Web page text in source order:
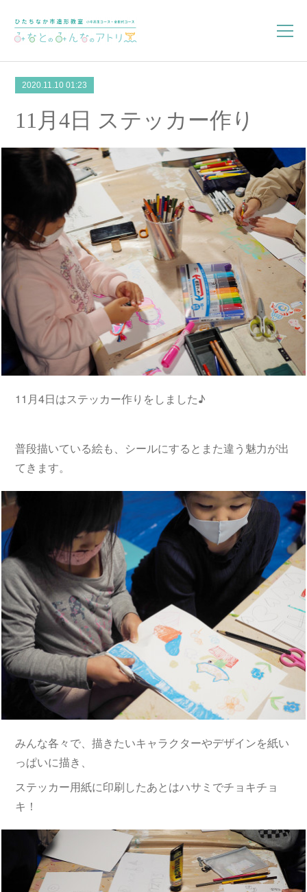
2020.11.10 01:23
11月4日 ステッカー作り
11月4日はステッカー作りをしました♪
普段描いている絵も、シールにするとまた違う魅力が出
てきます。
みんな各々で、描きたいキャラクターやデザインを紙い
っぱいに描き、
ステッカー用紙に印刷したあとはハサミでチョキチョ
キ！